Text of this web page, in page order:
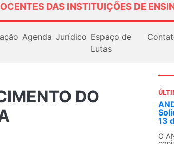
DAS INSTITUIÇÕES DE
Agenda Jurídico Espaço de
Lutas
DO
13
O